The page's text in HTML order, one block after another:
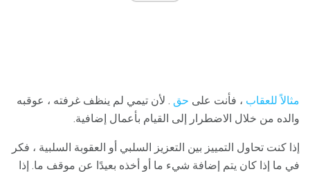
مثالاً للعقاب ، فأنت على حق . لأن تيمي لم ينظف غرفته ، عوقبه
والده من خلال الاضطرار إلى القيام بأعمال إضافية.
إذا كنت تحاول التمييز بين التعزيز السلبي أو العقوبة السلبية ، فكر
في ما إذا كان يتم إضافة شيء ما أو أخذه بعيدًا عن موقف ما. إذا